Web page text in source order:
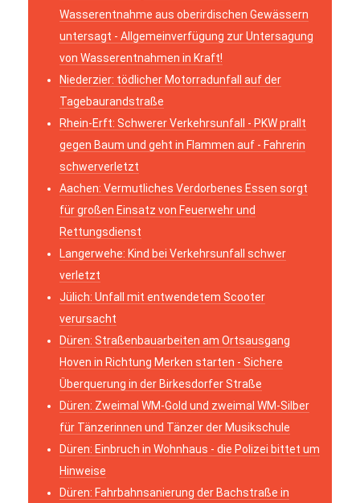
Wasserentnahme aus oberirdischen Gewässern
untersagt - Allgemeinverfügung zur Untersagung
von Wasserentnahmen in Kraft!
Niederzier: tödlicher Motorradunfall auf der
Tagebaurandstraße
Rhein-Erft: Schwerer Verkehrsunfall - PKW prallt
gegen Baum und geht in Flammen auf - Fahrerin
schwerverletzt
Aachen: Vermutliches Verdorbenes Essen sorgt
für großen Einsatz von Feuerwehr und
Rettungsdienst
Langerwehe: Kind bei Verkehrsunfall schwer
verletzt
Jülich: Unfall mit entwendetem Scooter
verursacht
Düren: Straßenbauarbeiten am Ortsausgang
Hoven in Richtung Merken starten - Sichere
Überquerung in der Birkesdorfer Straße
Düren: Zweimal WM-Gold und zweimal WM-Silber
für Tänzerinnen und Tänzer der Musikschule
Düren: Einbruch in Wohnhaus - die Polizei bittet um
Hinweise
Düren: Fahrbahnsanierung der Bachstraße in